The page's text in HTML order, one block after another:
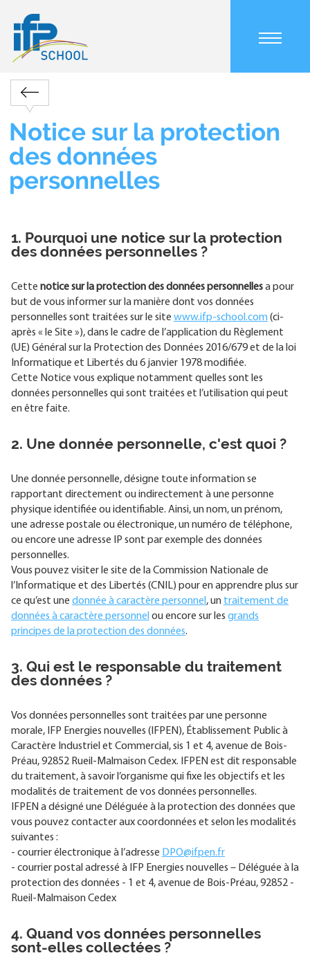
Main
navigation
mobile
Fil
d'Ariane
Retour
Notice sur la protection
des données
personnelles
1. ​​​​​​Pourquoi une notice sur la protection
des données personnelles ?
Cette notice sur la protection des données personnellesa pour
but de vous informer sur la manière dont vos données
personnelles sont traitées sur le site www.ifp-school.com (ci-
après « le Site »), dans le cadre de l’application du Règlement
(UE) Général sur la Protection des Données 2016/679 et de la loi
Informatique et Libertés du 6 janvier 1978 modifiée.
Cette Notice vous explique notamment quelles sont les
données personnelles qui sont traitées et l’utilisation qui peut
en être faite.
2. Une donnée personnelle, c'est quoi ?
Une donnée personnelle, désigne toute information se
rapportant directement ou indirectement à une personne
physique identifiée ou identifiable. Ainsi, un nom, un prénom,
une adresse postale ou électronique, un numéro de téléphone,
ou encore une adresse IP sont par exemple des données
personnelles.
Vous pouvez visiter le site de la Commission Nationale de
l’Informatique et des Libertés (CNIL) pour en apprendre plus sur
ce qu’est une donnée à caractère personnel , un traitement de
données à caractère personnel ou encore sur les grands
principes de la protection des données.
3. Qui est le responsable du traitement
des données ?
Vos données personnelles sont traitées par une personne
morale, IFP Energies nouvelles (IFPEN), Établissement Public à
Caractère Industriel et Commercial, sis 1 et 4, avenue de Bois-
Préau, 92852 Rueil-Malmaison Cedex. IFPEN est dit responsable
du traitement, à savoir l’organisme qui fixe les objectifs et les
modalités de traitement de vos données personnelles.
IFPEN a désigné une Déléguée à la protection des données que
vous pouvez contacter aux coordonnées et selon les modalités
suivantes :
- courrier électronique à l’adresse DPO@ifpen.fr
- courrier postal adressé à IFP Energies nouvelles – Déléguée à la
protection des données - 1 et 4, avenue de Bois-Préau, 92852 -
Rueil-Malmaison Cedex
4. Quand vos données personnelles
sont-elles collectées ?